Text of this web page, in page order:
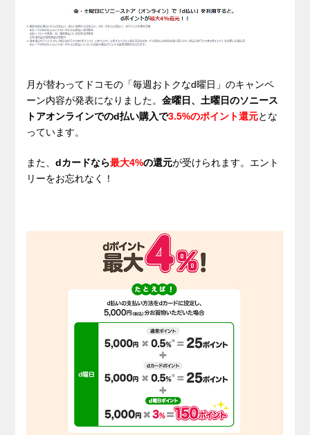
月が替わってドコモの「毎週おトクなd曜日」のキャンペ
ーン内容が発表になりました。金曜日、土曜日のソニース
トアオンラインでのd払い購入で3.5%のポイント還元とな
っています。
また、dカードなら最大4%の還元が受けられます。エント
リーをお忘れなく！